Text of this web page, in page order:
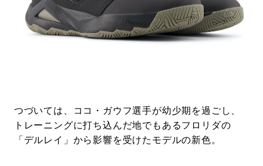
つづいては、ココ・ガウフ選手が幼少期を過ごし、
トレーニングに打ち込んだ地でもあるフロリダの
「デルレイ」から影響を受けたモデルの新色。